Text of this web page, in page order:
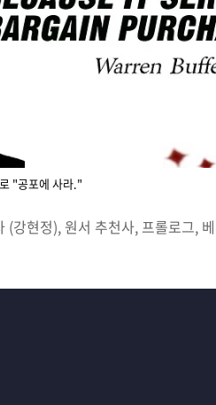
"공포에 사라."
강현정), 원서 추천사, 프롤로그,